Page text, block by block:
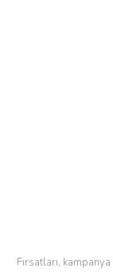
Fırsatları,